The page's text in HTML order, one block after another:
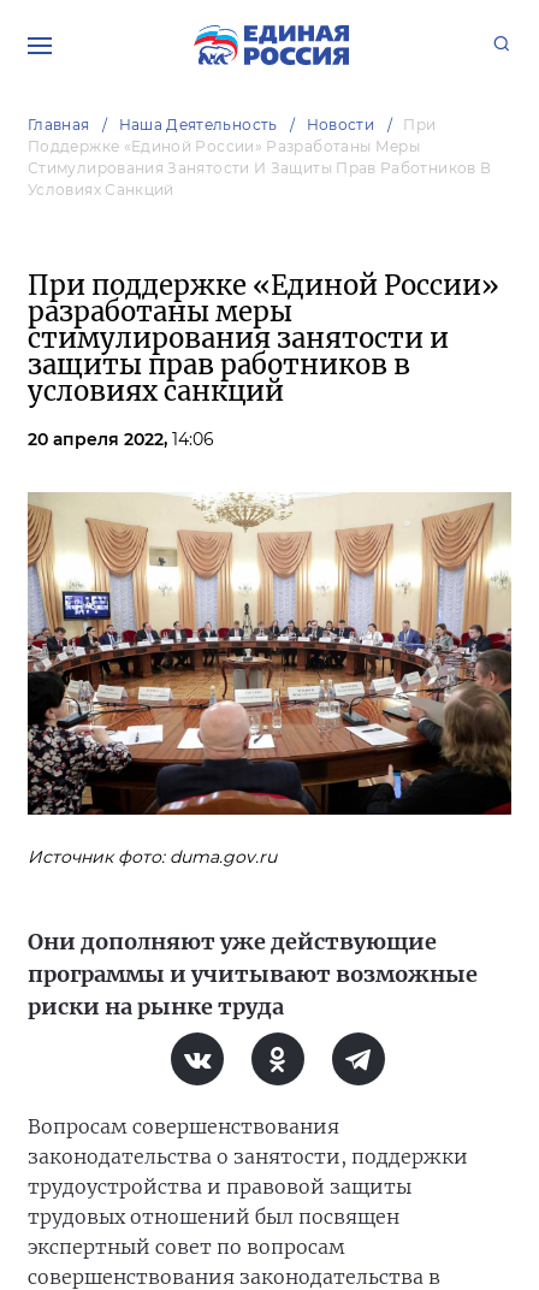
Главная Наша Деятельность Новости
При
Поддержке «Единой России» Разработаны Меры
Стимулирования Занятости И Защиты Прав Работников В
Условиях Санкций
При поддержке «Единой России»
разработаны меры
стимулирования занятости и
защиты прав работников в
условиях санкций
20 апреля 2022, 14:06
Источник фото: duma.gov.ru
Они дополняют уже действующие
программы и учитывают возможные
риски на рынке труда
Вопросам совершенствования
законодательства о занятости, поддержки
трудоустройства и правовой защиты
трудовых отношений был посвящен
экспертный совет по вопросам
совершенствования законодательства в